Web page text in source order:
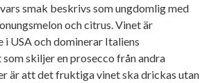
smak beskrivs som ungdomlig med
och citrus. Vinet är
i USA och dominerar Italiens
skiljer en prosecco från andra
är att det fruktiga vinet ska drickas utan